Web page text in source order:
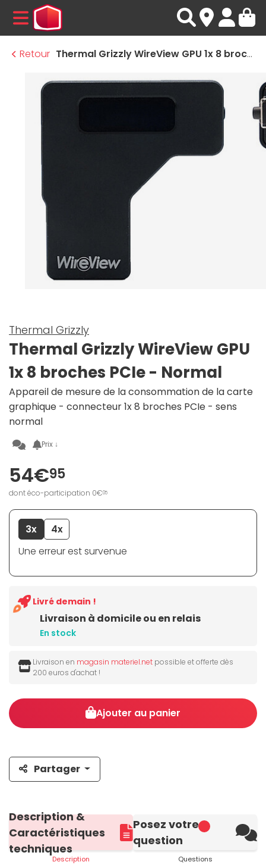
MENU
Retour
Thermal Grizzly WireView GPU 1x 8 broches PCIe - Normal
Thermal Grizzly
Thermal Grizzly WireView GPU
1x 8 broches PCIe - Normal
Appareil de mesure de la consommation de la carte
graphique - connecteur 1x 8 broches PCIe - sens
normal
Prix ↓
54€95
dont éco-participation 0€05
3x
4x
Une erreur est survenue
Livraison à domicile ou en relais
En stock
Livré demain !
Livraison en magasin materiel.net possible et offerte dès
200 euros d'achat !
Ajouter au panier
Partager
Description &
Caractéristiques
techniques
Description
Posez votre
question
Questions